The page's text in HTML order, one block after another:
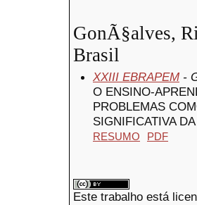
GonÃ§alves,
Brasil
XXIII EBRAPEM -
O ENSINO-
PROBLEMAS
SIGNIFICATIVA
RESUMO PDF
Este trabalho está